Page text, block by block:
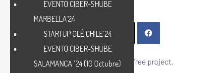
CIBER-SHUBE – A paper free project.
EVENTO CIBER-SHUBE
MARBELLA’24
STARTUP OLÉ CHILE’24
EVENTO CIBER-SHUBE
SALAMANCA ’24 (10 Octubre)